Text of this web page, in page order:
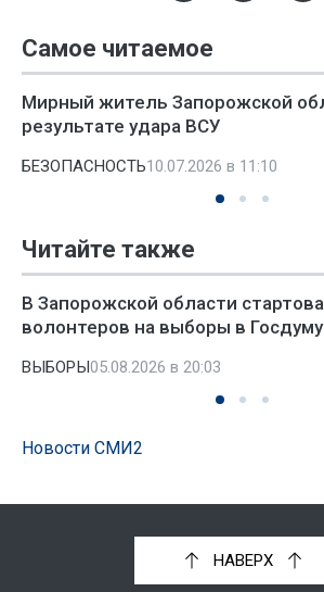
Самое читаемое
Мирный житель Запорожской
результате удара ВСУ
БЕЗОПАСНОСТЬ10.07.2026 в 11:10
Читайте также
В Запорожской области
волонтеров на выборы в Госдуму
ВЫБОРЫ05.08.2026 в 20:03
Новости СМИ2
НАВЕРХ